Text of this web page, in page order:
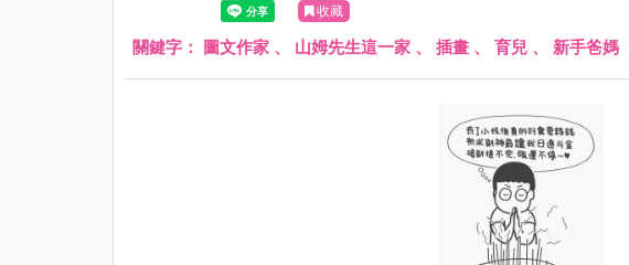
收藏
關鍵字： 圖文作家 、 山姆先生這一家 、 插畫 、 育兒 、 新手爸媽